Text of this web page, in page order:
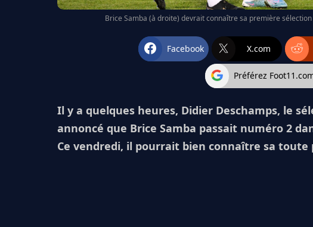
Brice Samba (à droite) devrait connaître sa première
Facebook X.com
Préférez
Il y a quelques heures, Didier Deschamps, le
annoncé que Brice Samba passait numéro 2
Ce vendredi, il pourrait bien connaître sa toute